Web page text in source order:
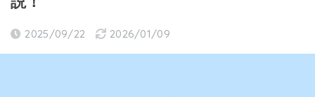
2025/09/22 2026/01/09